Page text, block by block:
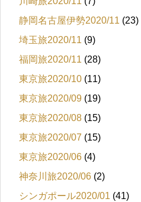
静岡名古屋伊勢2020/11 (23)
埼玉旅2020/11 (9)
福岡旅2020/11 (28)
東京旅2020/10 (11)
東京旅2020/09 (19)
東京旅2020/08 (15)
東京旅2020/07 (15)
東京旅2020/06 (4)
神奈川旅2020/06 (2)
シンガポール2020/01 (41)